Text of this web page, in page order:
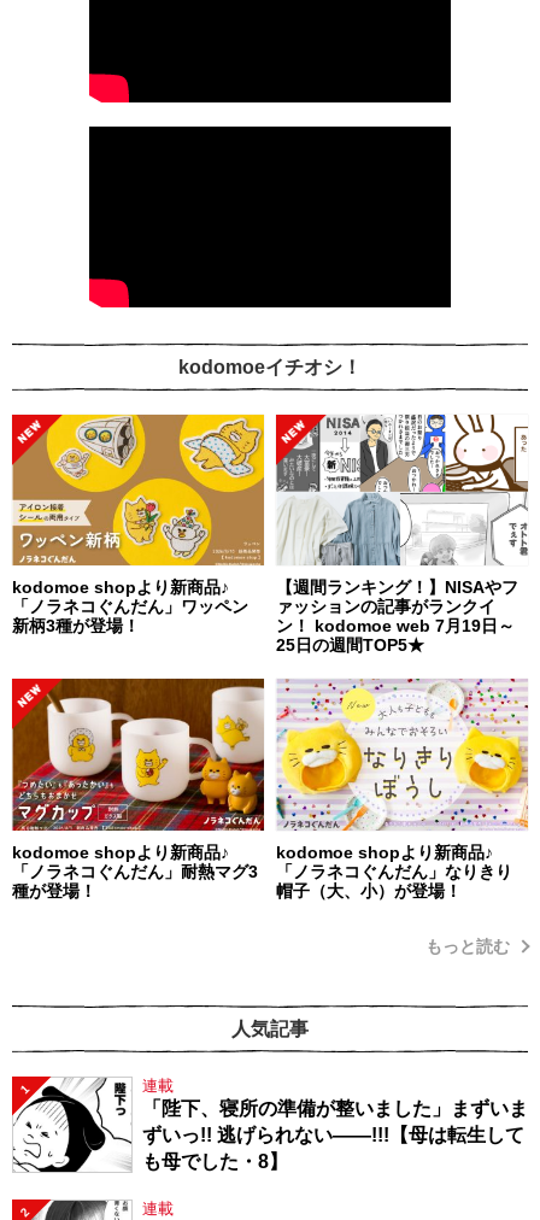
kodomoeイチオシ！
kodomoe shopより新商品♪
「ノラネコぐんだん」ワッペン
新柄3種が登場！
【週間ランキング！】NISAやフ
ァッションの記事がランクイ
ン！ kodomoe web 7月19日～
25日の週間TOP5★
kodomoe shopより新商品♪
「ノラネコぐんだん」耐熱マグ3
種が登場！
kodomoe shopより新商品♪
「ノラネコぐんだん」なりきり
帽子（大、小）が登場！
もっと読む
人気記事
1 連載
「陛下、寝所の準備が整いました」まずいま
ずいっ!! 逃げられない――!!!【母は転生して
も母でした・8】
2 連載